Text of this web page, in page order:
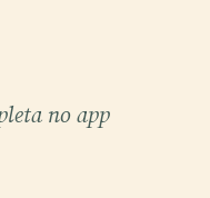
no app